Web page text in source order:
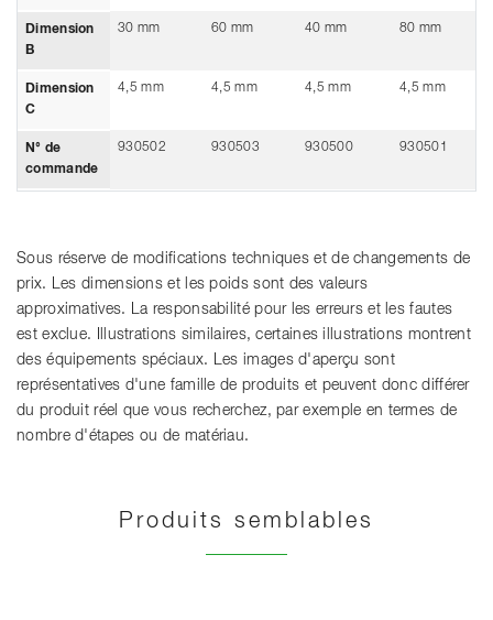
Dimension
B
30 mm 60 mm 40 mm 80 mm
Dimension
C
4,5 mm 4,5 mm 4,5 mm 4,5 mm
N° de
commande
930502 930503 930500 930501
Sous réserve de modifications techniques et de changements de
prix. Les dimensions et les poids sont des valeurs
approximatives. La responsabilité pour les erreurs et les fautes
est exclue. Illustrations similaires, certaines illustrations montrent
des équipements spéciaux. Les images d'aperçu sont
représentatives d'une famille de produits et peuvent donc différer
du produit réel que vous recherchez, par exemple en termes de
nombre d'étapes ou de matériau.
Produits semblables